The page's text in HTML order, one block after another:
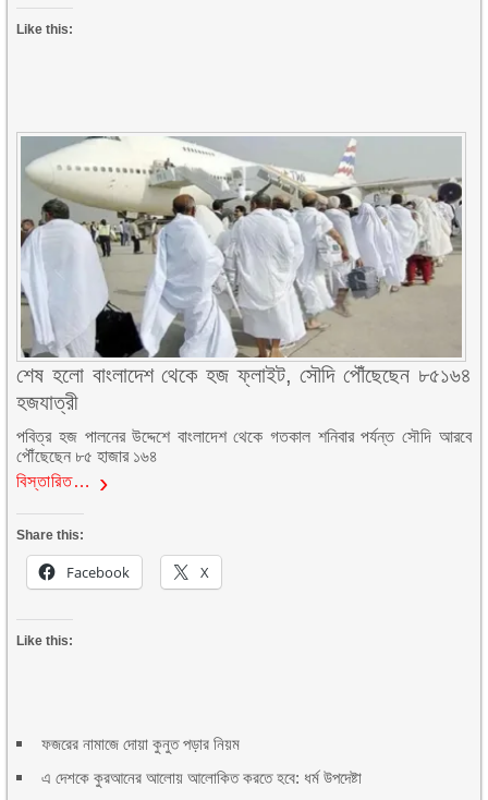
Like this:
শেষ হলো বাংলাদেশ থেকে হজ ফ্লাইট, সৌদি পৌঁছেছেন ৮৫১৬৪
হজযাত্রী
পবিত্র হজ পালনের উদ্দেশে বাংলাদেশ থেকে গতকাল শনিবার পর্যন্ত সৌদি আরবে
পৌঁছেছেন ৮৫ হাজার ১৬৪
বিস্তারিত…
Share this:
Facebook X
Like this:
ফজরের নামাজে দোয়া কুনুত পড়ার নিয়ম
এ দেশকে কুরআনের আলোয় আলোকিত করতে হবে: ধর্ম উপদেষ্টা